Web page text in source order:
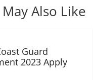
Also Like
Guard
2023 Apply